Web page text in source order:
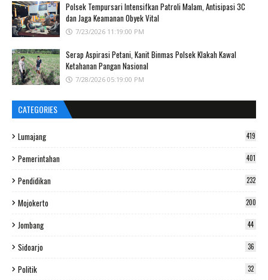
Polsek Tempursari Intensifkan Patroli Malam, Antisipasi 3C
dan Jaga Keamanan Obyek Vital
7/23/2026 11:19:00 PM
Serap Aspirasi Petani, Kanit Binmas Polsek Klakah Kawal
Ketahanan Pangan Nasional
7/28/2026 05:19:00 PM
CATEGORIES
Lumajang 419
Pemerintahan 401
Pendidikan 232
Mojokerto 200
Jombang 44
Sidoarjo 36
Politik 32